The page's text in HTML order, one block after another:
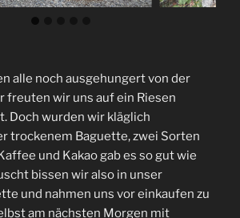
alle noch ausgehungert von der
freuten wir uns auf ein Riesen
Doch wurden wir kläglich
trockenem Baguette, zwei Sorten
und Kakao gab es so gut wie
bissen wir also in unser
und nahmen uns vor einkaufen zu
am nächsten Morgen mit